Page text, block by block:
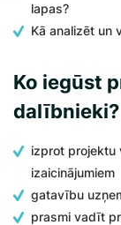
lapas?
Kā analizēt un
Ko iegūst
dalībnieki?
izprot projektu
izaicinājumiem
gatavību
prasmi vadīt